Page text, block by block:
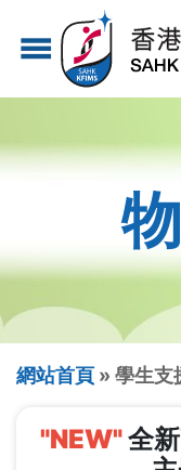
內
menu
導
航
網站首頁 學生支
"NEW"全新